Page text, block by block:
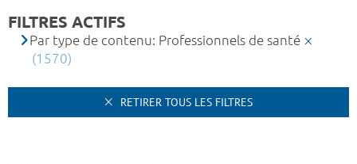
FILTRES ACTIFS
Par type de contenu: Professionnels de santé
(1570)
RETIRER TOUS LES FILTRES